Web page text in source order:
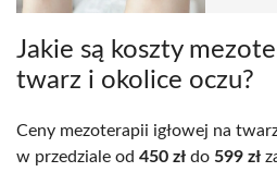
Jakie są koszty
twarz i okolice oczu?
Ceny mezoterapii igłowej na
w przedziale od 450 zł do 599 zł